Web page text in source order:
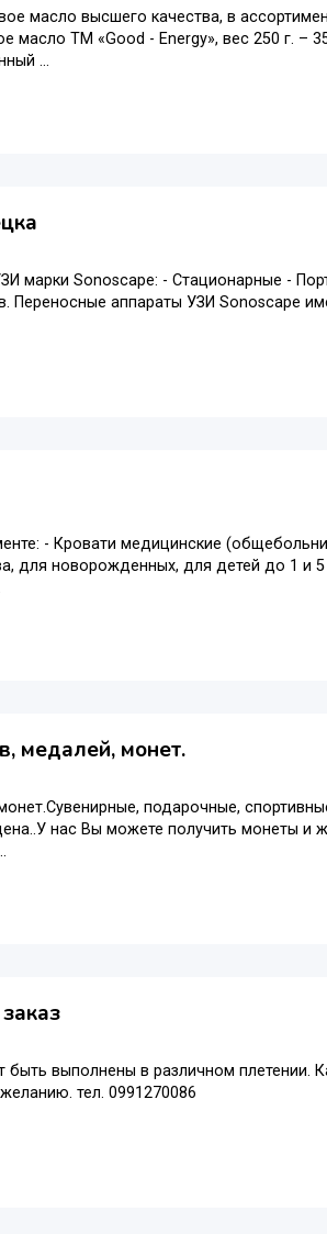
масло высшего качества, в
масло ТМ «Good - Energy», вес 250 г. –
...
марки Sonoscape: - Стационарные -
Переносные аппараты УЗИ Sonoscape
- Кровати медицинские
для новорожденных, для детей до 1 и 5
медалей, монет.
подарочные,
нас Вы можете получить монеты и
быть выполнены в различном плетении.
тел. 0991270086